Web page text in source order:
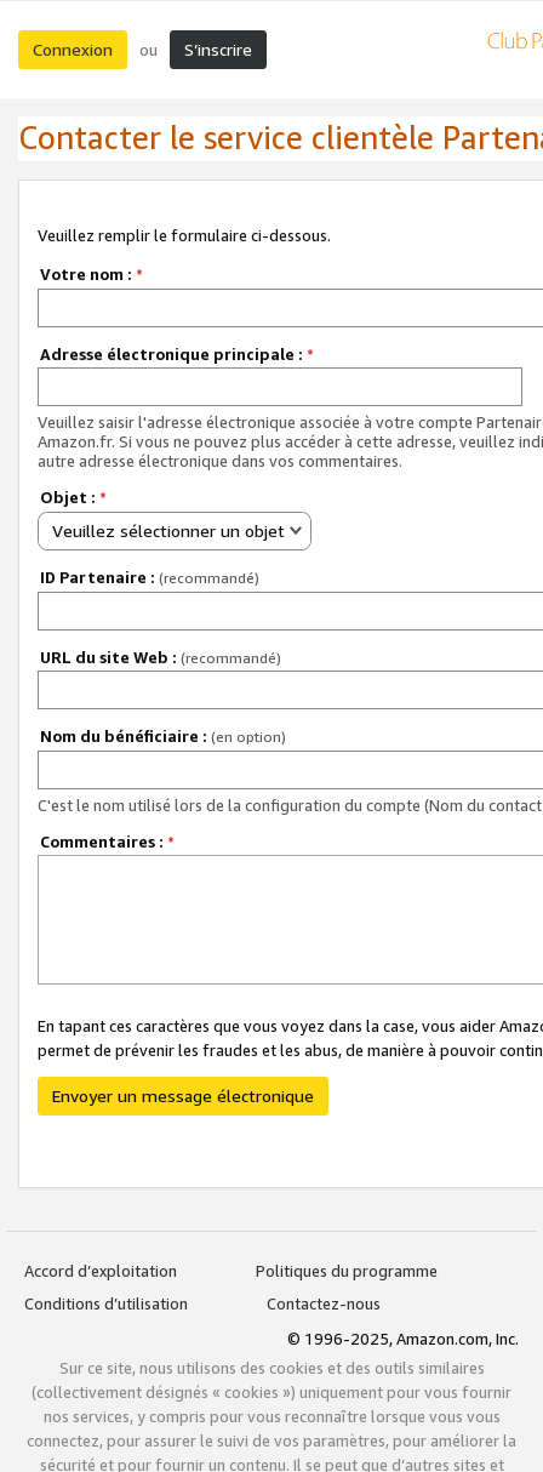
Connexion ou S’inscrire
Contacter le service clientèle
Veuillez remplir le formulaire ci-dessous.
Votre nom : *
Adresse électronique principale : *
Veuillez saisir l'adresse électronique associée à votre compte
Amazon.fr. Si vous ne pouvez plus accéder à cette adresse, veuillez
autre adresse électronique dans vos commentaires.
Objet : *
Veuillez sélectionner un objet
ID Partenaire : (recommandé)
URL du site Web : (recommandé)
Nom du bénéficiaire : (en option)
C'est le nom utilisé lors de la configuration du compte (Nom du
Commentaires : *
En tapant ces caractères que vous voyez dans la case, vous aider
permet de prévenir les fraudes et les abus, de manière à pouvoir
Envoyer un message électronique
Accord d’exploitation
Politiques du programme
Conditions d’utilisation
Contactez-nous
© 1996-2025, Amazon.com, Inc.
Sur ce site, nous utilisons des cookies et des outils similaires
(collectivement désignés « cookies ») uniquement pour vous fournir
nos services, y compris pour vous reconnaître lorsque vous vous
connectez, pour assurer le suivi de vos paramètres, pour améliorer la
sécurité et pour fournir un contenu. Il se peut que d’autres sites et